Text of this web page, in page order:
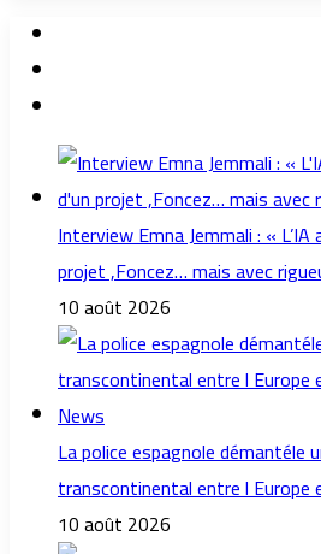
Interview Emna Jemmali : «
projet ,Foncez… mais avec
10 août 2026
La police espagnole démantéle
transcontinental entre l Europe
10 août 2026